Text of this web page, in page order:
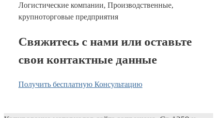
Логистические компании, Производственные,
крупноторговые предприятия
Свяжитесь с нами или оставьте
свои контактные данные
Получить бесплатную Консультацию